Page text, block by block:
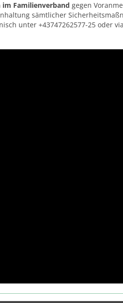
Familienverband gegen
sämtlicher
unter +43747262577-25 oder